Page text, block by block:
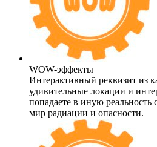
WOW-эффекты
Интерактивный реквизит из
удивительные локации и
попадаете в иную
мир радиации и опасности.